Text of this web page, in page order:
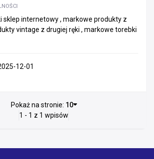
sklep internetowy , markowe produkty z
vintage z drugiej ręki , markowe torebki
12-01
Pokaż na stronie: 10
1 - 1 z 1 wpisów